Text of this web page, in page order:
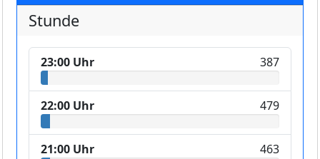
Stunde
23:00 Uhr 387
22:00 Uhr 479
21:00 Uhr 463